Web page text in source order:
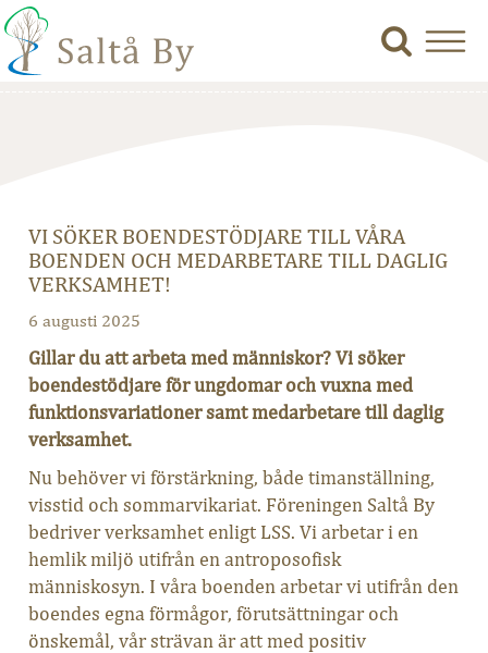
VI SÖKER BOENDESTÖDJARE TILL VÅRA
BOENDEN OCH MEDARBETARE TILL DAGLIG
VERKSAMHET!
6 augusti 2025
Gillar du att arbeta med människor? Vi söker
boendestödjare för ungdomar och vuxna med
funktionsvariationer samt medarbetare till daglig
verksamhet.
Nu behöver vi förstärkning, både timanställning,
visstid och sommarvikariat. Föreningen Saltå By
bedriver verksamhet enligt LSS. Vi arbetar i en
hemlik miljö utifrån en antroposofisk
människosyn. I våra boenden arbetar vi utifrån den
boendes egna förmågor, förutsättningar och
önskemål, vår strävan är att med positiv